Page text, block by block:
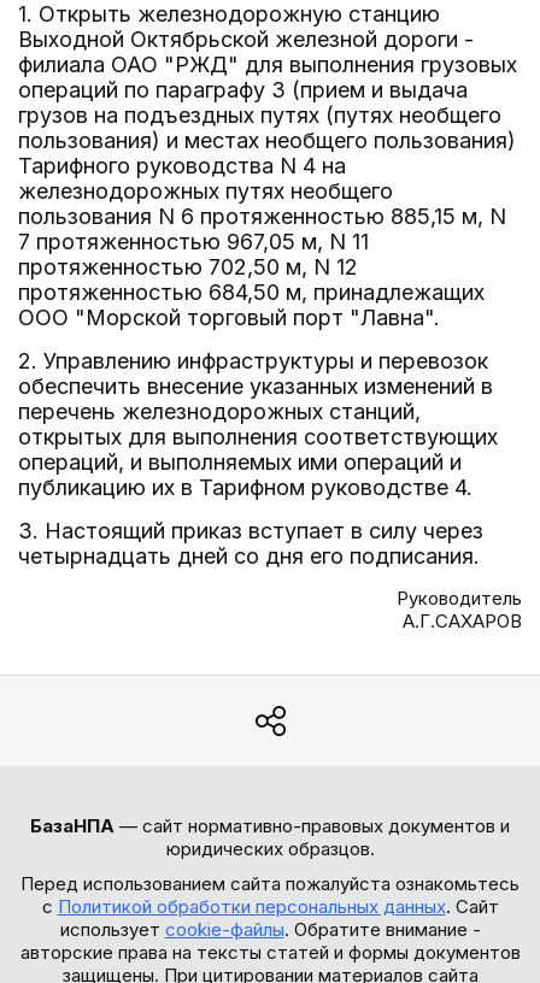
1. Открыть железнодорожную станцию
Выходной Октябрьской железной дороги -
филиала ОАО "РЖД" для выполнения грузовых
операций по параграфу 3 (прием и выдача
грузов на подъездных путях (путях необщего
пользования) и местах необщего пользования)
Тарифного руководства N 4 на
железнодорожных путях необщего
пользования N 6 протяженностью 885,15 м, N
7 протяженностью 967,05 м, N 11
протяженностью 702,50 м, N 12
протяженностью 684,50 м, принадлежащих
ООО "Морской торговый порт "Лавна".
2. Управлению инфраструктуры и перевозок
обеспечить внесение указанных изменений в
перечень железнодорожных станций,
открытых для выполнения соответствующих
операций, и выполняемых ими операций и
публикацию их в Тарифном руководстве 4.
3. Настоящий приказ вступает в силу через
четырнадцать дней со дня его подписания.
Руководитель
А.Г.САХАРОВ
БазаНПА — сайт нормативно-правовых документов и
юридических образцов.
Перед использованием сайта пожалуйста ознакомьтесь
с Политикой обработки персональных данных. Сайт
использует cookie-файлы. Обратите внимание -
авторские права на тексты статей и формы документов
защищены. При цитировании материалов сайта